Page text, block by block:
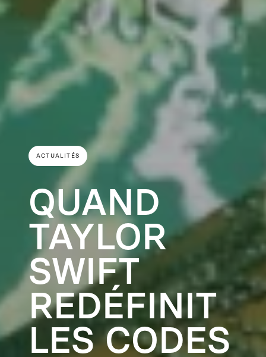
ACTUALITÉS
QUAND
TAYLOR
SWIFT
REDÉFINIT
LES CODES